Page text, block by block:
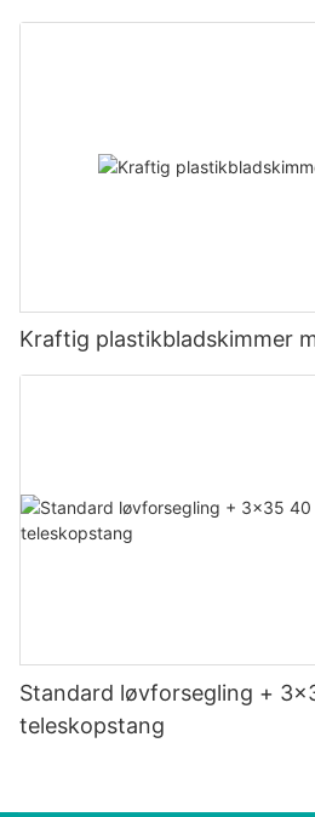
Kraftig plastikbladskimmer
Standard løvforsegling +
teleskopstang